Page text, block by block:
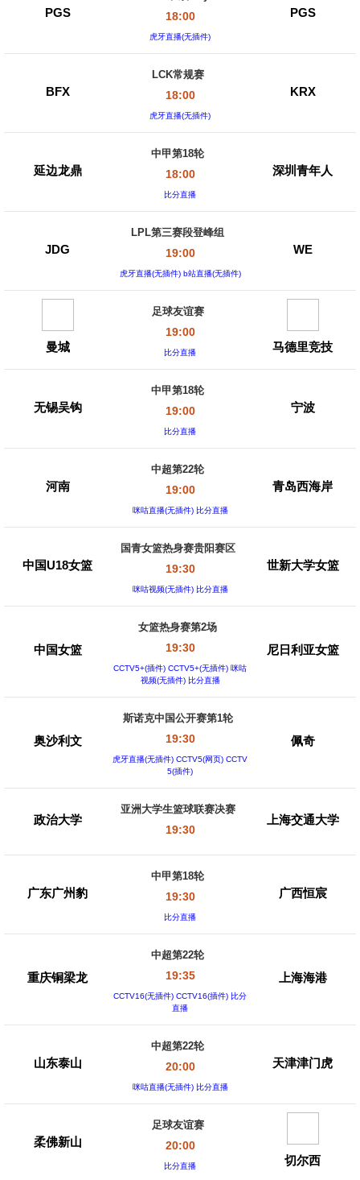
PGS 18:00
虎牙直播(无插件)
PGS
BFX
LCK常规赛
18:00
虎牙直播(无插件)
KRX
延边龙鼎
中甲第18轮
18:00
比分直播
深圳青年人
JDG
LPL第三赛段登峰组
19:00
虎牙直播(无插件) b站直播(无插件)
WE
曼城
足球友谊赛
19:00
比分直播 马德里竞技
无锡吴钩
中甲第18轮
19:00
比分直播
宁波
河南
中超第22轮
19:00
咪咕直播(无插件) 比分直播
青岛西海岸
中国U18女篮
国青女篮热身赛贵阳赛区
19:30
咪咕视频(无插件) 比分直播
世新大学女篮
中国女篮
女篮热身赛第2场
19:30
CCTV5+(插件) CCTV5+(无插件) 咪咕
视频(无插件) 比分直播
尼日利亚女篮
奥沙利文
斯诺克中国公开赛第1轮
19:30
虎牙直播(无插件) CCTV5(网页) CCTV
5(插件)
佩奇
政治大学
亚洲大学生篮球联赛决赛
19:30
上海交通大学
广东广州豹
中甲第18轮
19:30
比分直播
广西恒宸
重庆铜梁龙
中超第22轮
19:35
CCTV16(无插件) CCTV16(插件) 比分
直播
上海海港
山东泰山
中超第22轮
20:00
咪咕直播(无插件) 比分直播
天津津门虎
柔佛新山
足球友谊赛
20:00
比分直播 切尔西